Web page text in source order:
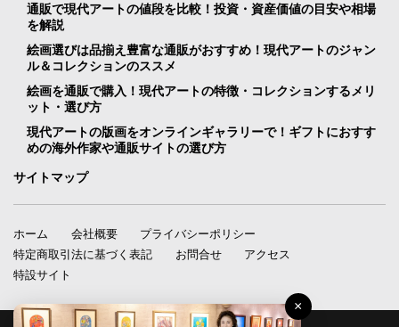
通販で現代アートの値段を比較！投資・資産価値の目安や相場
を解説
絵画選びは品揃え豊富な通販がおすすめ！現代アートのジャン
ル＆コレクションのススメ
絵画を通販で購入！現代アートの特徴・コレクションするメリ
ット・選び方
現代アートの版画をオンラインギャラリーで！ギフトにおすす
めの海外作家や通販サイトの選び方
サイトマップ
ホーム 会社概要
プライバシーポリシー
特定商取引法に基づく表記
お問合せ
アクセス
特設サイト
×